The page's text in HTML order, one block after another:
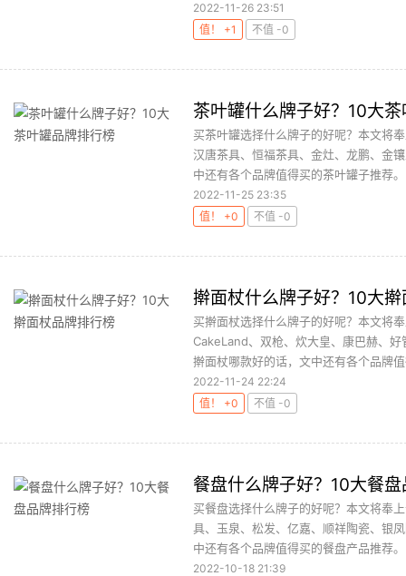
2022-11-26 23:51
值！ +1
不值 -0
茶叶罐什么牌子好？10大
买茶叶罐选择什么牌子的好呢？本文将
汉唐茶具、恒福茶具、金灶、龙鹏、金
中还有各个品牌值得买的茶叶罐子推荐
2022-11-25 23:35
值！ +0
不值 -0
擀面杖什么牌子好？10大
买擀面杖选择什么牌子的好呢？本文将
CakeLand、双枪、炊大皇、康巴赫、
擀面杖哪款好的话，文中还有各个品牌
2022-11-24 22:24
值！ +0
不值 -0
餐盘什么牌子好？10大餐
买餐盘选择什么牌子的好呢？本文将奉
具、玉泉、松发、亿嘉、顺祥陶瓷、银
中还有各个品牌值得买的餐盘产品推荐
2022-10-18 21:39